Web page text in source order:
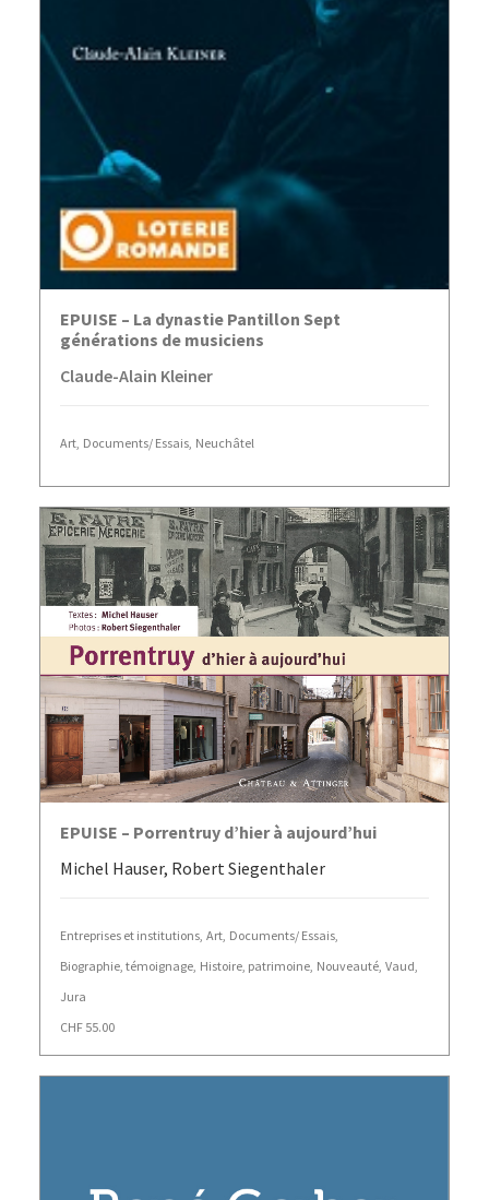
LIRE LA SUITE
EPUISE – La dynastie Pantillon Sept
générations de musiciens
Claude-Alain Kleiner
Art Documents/ Essais Neuchâtel
AJOUTER AU PANIER
EPUISE – Porrentruy d’hier à aujourd’hui
Michel Hauser, Robert Siegenthaler
Entreprises et institutions, Art, Documents/ Essais,
Biographie, témoignage, Histoire, patrimoine, Nouveauté, Vaud,
Jura
CHF 55.00